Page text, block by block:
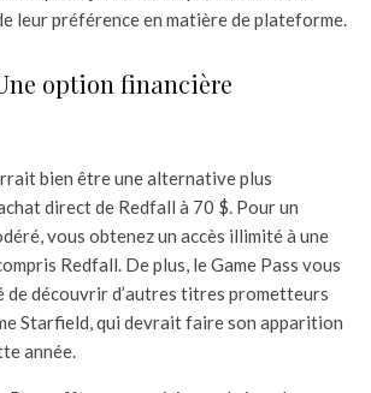
leur préférence en matière de plateforme.
option financière
bien être une alternative plus
direct de Redfall à 70 $. Pour un
vous obtenez un accès illimité à une
Redfall. De plus, le Game Pass vous
découvrir d’autres titres prometteurs
Starfield, qui devrait faire son apparition
année.